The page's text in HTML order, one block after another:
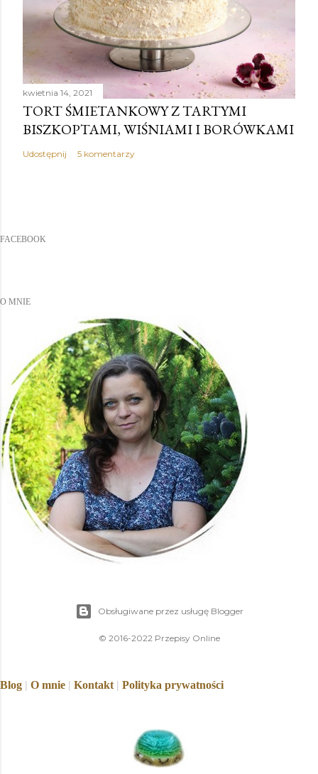
kwietnia 14, 2021
TORT ŚMIETANKOWY Z TARTYMI
BISZKOPTAMI, WIŚNIAMI I BORÓWKAMI
Udostępnij 5 komentarzy
FACEBOOK
O MNIE
Obsługiwane przez usługę Blogger
© 2016-2022 Przepisy Online
Blog | O mnie | Kontakt | Polityka prywatności